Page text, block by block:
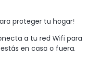
proteger tu hogar!
a tu red Wifi para
en casa o fuera.